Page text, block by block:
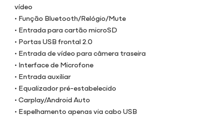
vídeo
• Função Bluetooth/Relógio/Mute
• Entrada para cartão microSD
• Portas USB frontal 2.0
• Entrada de vídeo para câmera traseira
• Interface de Microfone
• Entrada auxiliar
• Equalizador pré-estabelecido
• Carplay/Android Auto
• Espelhamento apenas via cabo USB